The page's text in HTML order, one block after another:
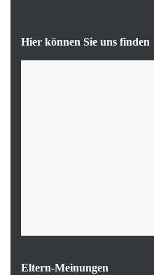
Hier können Sie uns finden
Eltern-Meinungen